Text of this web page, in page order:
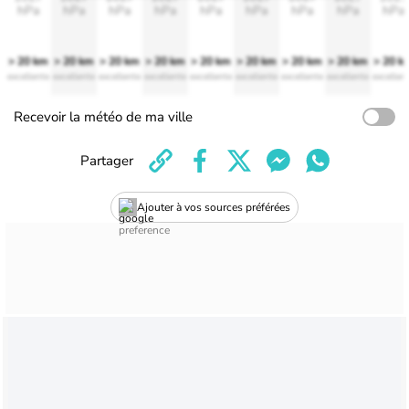
hPa
> 20 km
excellente
hPa
> 20 km
excellente
hPa
> 20 km
excellente
hPa
> 20 km
excellente
hPa
> 20 km
excellente
hPa
> 20 km
excellente
hPa
> 20 km
excellente
hPa
> 20 km
excellente
hPa
> 20
Recevoir la météo de ma ville
Ajouter à vos sources préférées
Partager